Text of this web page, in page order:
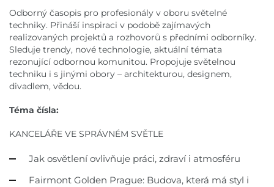
Odborný časopis pro profesionály v oboru světelné
techniky. Přináší inspiraci v podobě zajímavých
realizovaných projektů a rozhovorů s předními odborníky.
Sleduje trendy, nové technologie, aktuální témata
rezonující odbornou komunitou. Propojuje světelnou
techniku i s jinými obory – architekturou, designem,
divadlem, vědou.
Téma čísla:
KANCELÁŘE VE SPRÁVNÉM SVĚTLE
Jak osvětlení ovlivňuje práci, zdraví i atmosféru
Fairmont Golden Prague: Budova, která má styl i